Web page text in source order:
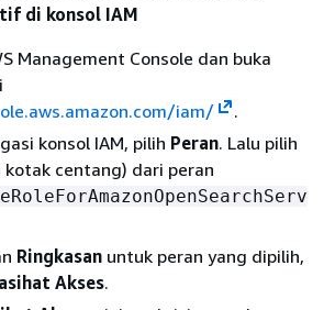
di konsol IAM
Management Console dan buka
iam/
.
konsol IAM, pilih Peran. Lalu pilih
kotak centang) dari peran
Ringkasan untuk peran yang dipilih,
Akses.